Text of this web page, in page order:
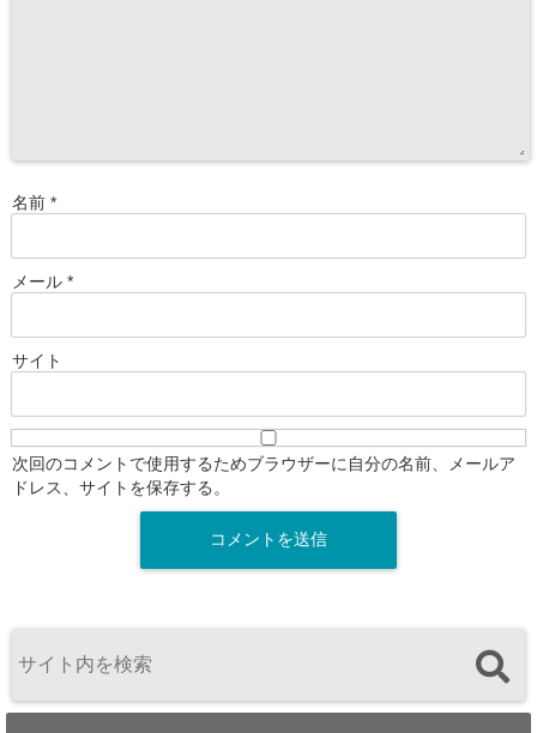
名前 *
メール *
サイト
次回のコメントで使用するためブラウザーに自分の名前、メールア
ドレス、サイトを保存する。